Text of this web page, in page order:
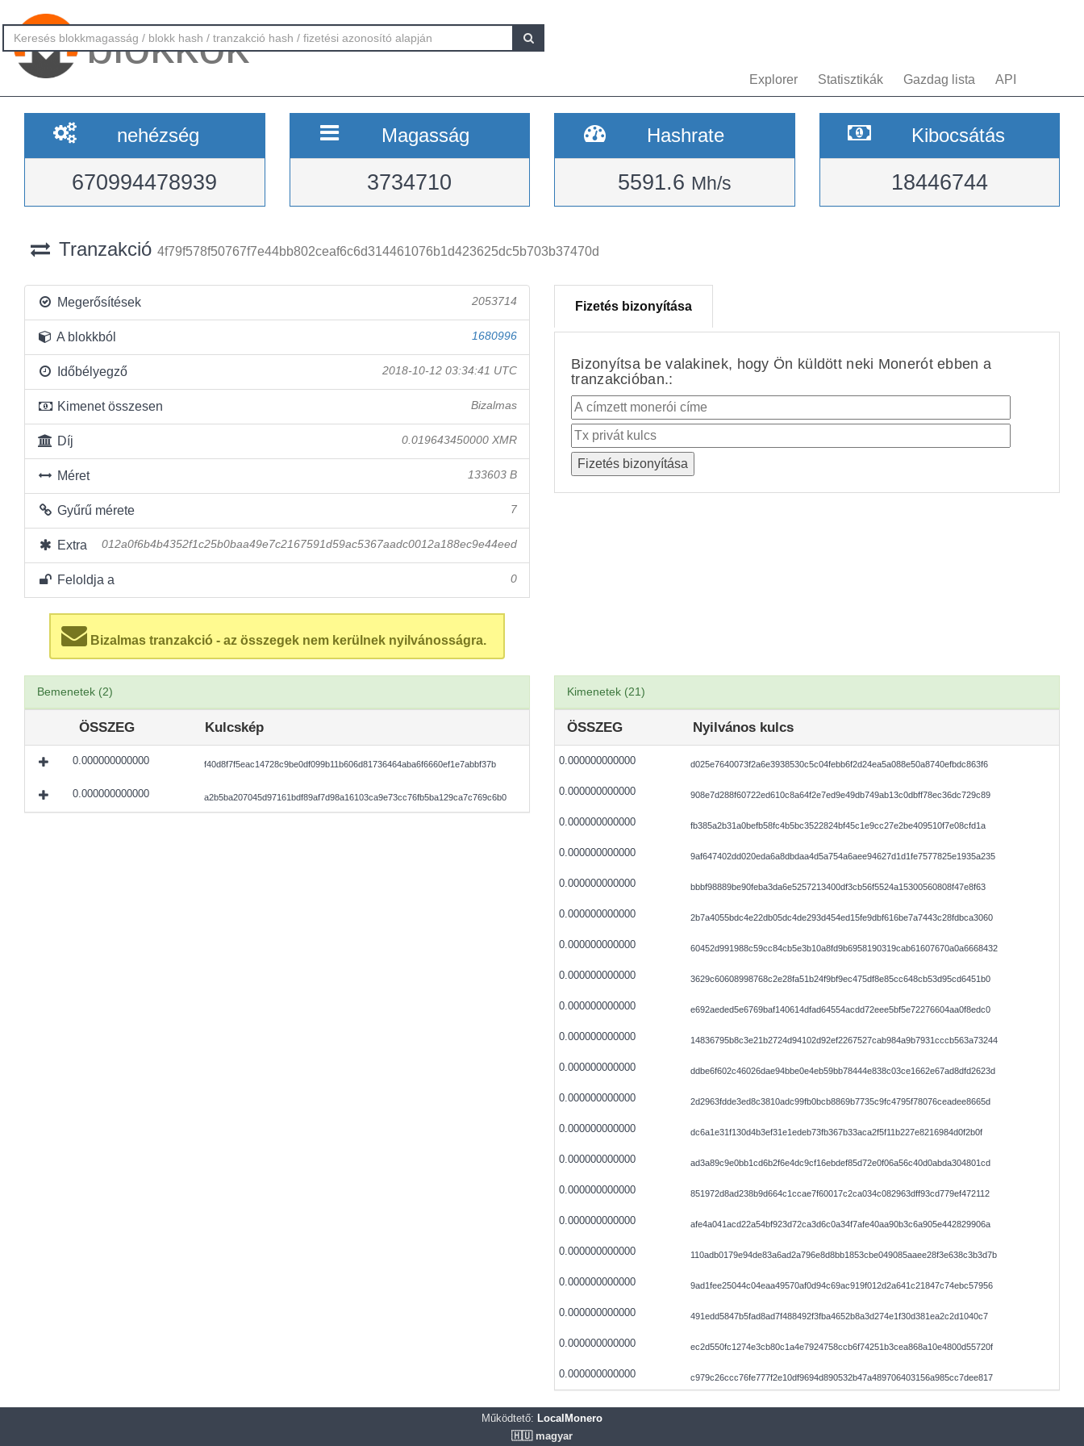
blokkok
Explorer Statisztikák Gazdag lista API
nehézség
670994478939
Magasság
3734710
Hashrate
5591.6 Mh/s
Kibocsátás
18446744
Tranzakció 4f79f578f50767f7e44bb802ceaf6c6d314461076b1d423625dc5b703b37470d
Megerősítések 2053714
A blokkból 1680996
Időbélyegző 2018-10-12 03:34:41 UTC
Kimenet összesen Bizalmas
Díj 0.019643450000 XMR
Méret 133603 B
Gyűrű mérete 7
Extra 012a0f6b4b4352f1c25b0baa49e7c2167591d59ac5367aadc0012a188ec9e44eed
Feloldja a 0
Bizalmas tranzakció - az összegek nem kerülnek nyilvánosságra.
Fizetés bizonyítása
Bizonyítsa be valakinek, hogy Ön küldött neki Monerót ebben a
tranzakcióban.:
Bemenetek (2)
ÖSSZEG Kulcskép
0.000000000000 f40d8f7f5eac14728c9be0df099b11b606d81736464aba6f6660ef1e7abbf37b
0.000000000000 a2b5ba207045d97161bdf89af7d98a16103ca9e73cc76fb5ba129ca7c769c6b0
Kimenetek (21)
ÖSSZEG Nyilvános kulcs
0.000000000000 d025e7640073f2a6e3938530c5c04febb6f2d24ea5a088e50a8740efbdc863f6
0.000000000000 908e7d288f60722ed610c8a64f2e7ed9e49db749ab13c0dbff78ec36dc729c89
0.000000000000 fb385a2b31a0befb58fc4b5bc3522824bf45c1e9cc27e2be409510f7e08cfd1a
0.000000000000 9af647402dd020eda6a8dbdaa4d5a754a6aee94627d1d1fe7577825e1935a235
0.000000000000 bbbf98889be90feba3da6e5257213400df3cb56f5524a15300560808f47e8f63
0.000000000000 2b7a4055bdc4e22db05dc4de293d454ed15fe9dbf616be7a7443c28fdbca3060
0.000000000000 60452d991988c59cc84cb5e3b10a8fd9b6958190319cab61607670a0a6668432
0.000000000000 3629c60608998768c2e28fa51b24f9bf9ec475df8e85cc648cb53d95cd6451b0
0.000000000000 e692aeded5e6769baf140614dfad64554acdd72eee5bf5e72276604aa0f8edc0
0.000000000000 14836795b8c3e21b2724d94102d92ef2267527cab984a9b7931cccb563a73244
0.000000000000 ddbe6f602c46026dae94bbe0e4eb59bb78444e838c03ce1662e67ad8dfd2623d
0.000000000000 2d2963fdde3ed8c3810adc99fb0bcb8869b7735c9fc4795f78076ceadee8665d
0.000000000000 dc6a1e31f130d4b3ef31e1edeb73fb367b33aca2f5f11b227e8216984d0f2b0f
0.000000000000 ad3a89c9e0bb1cd6b2f6e4dc9cf16ebdef85d72e0f06a56c40d0abda304801cd
0.000000000000 851972d8ad238b9d664c1ccae7f60017c2ca034c082963dff93cd779ef472112
0.000000000000 afe4a041acd22a54bf923d72ca3d6c0a34f7afe40aa90b3c6a905e442829906a
0.000000000000 110adb0179e94de83a6ad2a796e8d8bb1853cbe049085aaee28f3e638c3b3d7b
0.000000000000 9ad1fee25044c04eaa49570af0d94c69ac919f012d2a641c21847c74ebc57956
0.000000000000 491edd5847b5fad8ad7f488492f3fba4652b8a3d274e1f30d381ea2c2d1040c7
0.000000000000 ec2d550fc1274e3cb80c1a4e7924758ccb6f74251b3cea868a10e4800d55720f
0.000000000000 c979c26ccc76fe777f2e10df9694d890532b47a489706403156a985cc7dee817
Működtető: LocalMonero
🇭🇺 magyar